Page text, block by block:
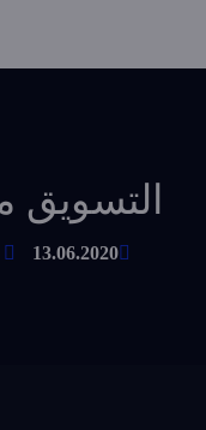
التسويق
13.06.2020